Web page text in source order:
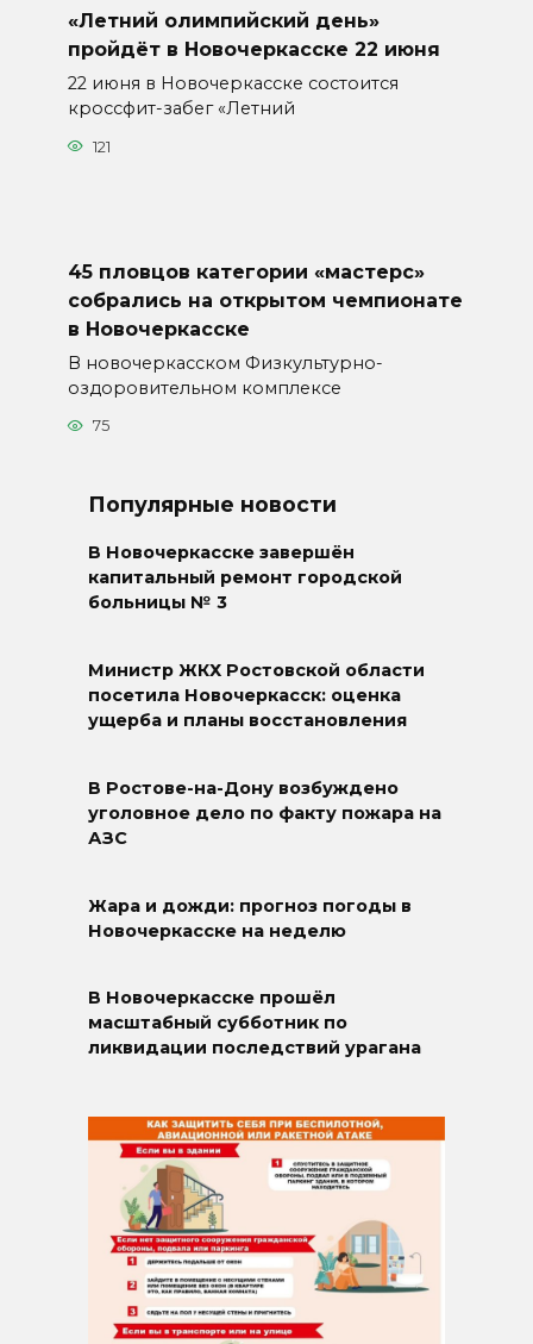
«Летний олимпийский день»
пройдёт в Новочеркасске 22 июня
22 июня в Новочеркасске состоится
кроссфит-забег «Летний
121
45 пловцов категории «мастерс»
собрались на открытом чемпионате
в Новочеркасске
В новочеркасском Физкультурно-
оздоровительном комплексе
75
Популярные новости
В Новочеркасске завершён
капитальный ремонт городской
больницы № 3
Министр ЖКХ Ростовской области
посетила Новочеркасск: оценка
ущерба и планы восстановления
В Ростове-на-Дону возбуждено
уголовное дело по факту пожара на
АЗС
Жара и дожди: прогноз погоды в
Новочеркасске на неделю
В Новочеркасске прошёл
масштабный субботник по
ликвидации последствий урагана